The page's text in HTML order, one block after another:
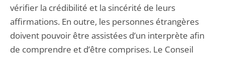
vérifier la crédibilité et la sincérité de leurs
affirmations. En outre, les personnes étrangères
doivent pouvoir être assistées d’un interprète afin
de comprendre et d’être comprises. Le Conseil